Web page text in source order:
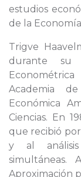
estudios
de la
Trigve
durante su
Academia
Económica
Ciencias. En
que recibió
y al análisis
simultáneas.
Aproximación